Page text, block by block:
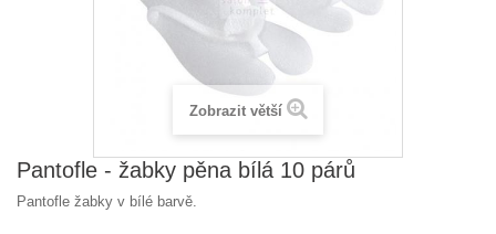
Zobrazit větší
Pantofle - žabky pěna bílá 10 párů
Pantofle žabky v bílé barvě.